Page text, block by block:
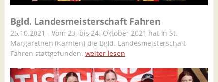
Bgld. Landesmeisterschaft Fahren
25.10.2021 - Vom 23. bis 24. Oktober 2021 hat in St.
Margarethen (Kärnten) die Bgld. Landesmeisterschaft
Fahren stattgefunden. weiter lesen